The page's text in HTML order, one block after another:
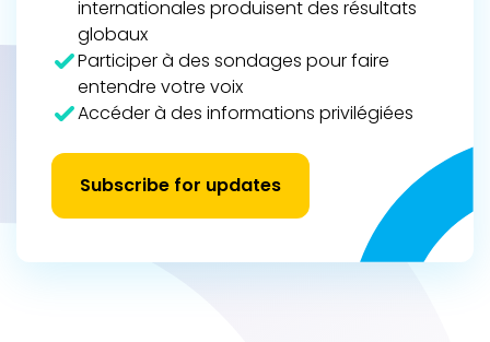
internationales produisent des résultats
globaux
Participer à des sondages pour faire
entendre votre voix
Accéder à des informations privilégiées
Subscribe for updates